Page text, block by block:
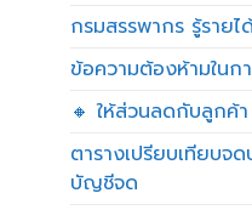
กรมสรรพากร รู้รายไ
ข้อความต้องห้ามในก
🔸 ให้ส่วนลดกับลูกค้
ตารางเปรียบเทียบจ
บัญชีจด